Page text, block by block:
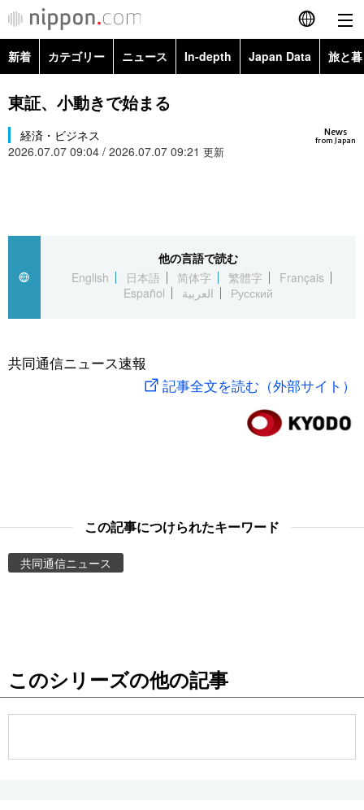
English
カテゴリー
スポーツ・東京2020
Topics
Images
お知らせ
公式SNS
新着 カテゴリー ニュース In-depth Japan Data 旅と
政治・外交
経済・ビジネス Images
東証、小動きで始まる
News
from Japan
経済・ビジネス
2026.07.07 09:04 / 2026.07.07 09:21 更新
他の言語で読む
English
日本語 简体字 繁體字
Français
Español
العربية Русский
共同通信ニュース速報
記事全文を読む（外部サイト）
この記事につけられたキーワード
共同通信ニュース
このシリーズの他の記事